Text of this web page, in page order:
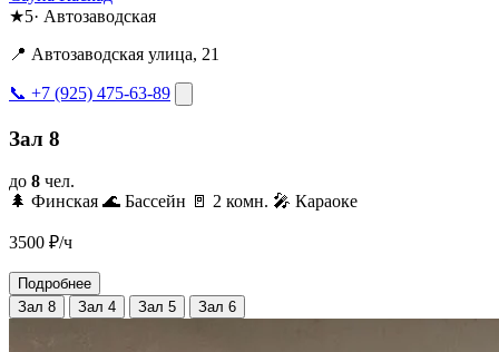
★5· Автозаводская
📍 Автозаводская улица, 21
📞 +7 (925) 475-63-89
Зал 8
до 8 чел.
🌲 Финская 🌊 Бассейн 🚪 2 комн. 🎤 Караоке
3500 ₽/ч
Подробнее
Зал 8
Зал 4 Зал 5 Зал 6